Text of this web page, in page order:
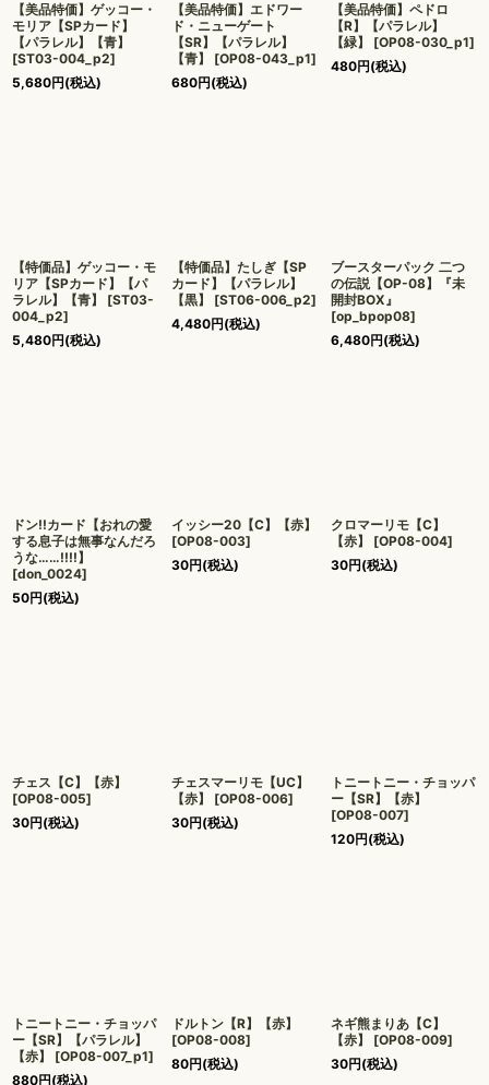
【美品特価】ゲッコー・
モリア【SPカード】
【パラレル】【青】
[ST03-004_p2]
5,680円(税込)
【美品特価】エドワー
ド・ニューゲート
【SR】【パラレル】
【青】
[OP08-043_p1]
680円(税込)
【美品特価】ペドロ
【R】【パラレル】
【緑】
[OP08-030_p1]
480円(税込)
【特価品】ゲッコー・モ
リア【SPカード】【パ
ラレル】【青】
[ST03-
004_p2]
5,480円(税込)
【特価品】たしぎ【SP
カード】【パラレル】
【黒】
[ST06-006_p2]
4,480円(税込)
ブースターパック 二つ
の伝説【OP-08】『未
開封BOX』
[op_bpop08]
6,480円(税込)
ドン!!カード【おれの愛
する息子は無事なんだろ
うな……!!!!】
[don_0024]
50円(税込)
イッシー20【C】【赤】
[OP08-003]
30円(税込)
クロマーリモ【C】
【赤】
[OP08-004]
30円(税込)
チェス【C】【赤】
[OP08-005]
30円(税込)
チェスマーリモ【UC】
【赤】
[OP08-006]
30円(税込)
トニートニー・チョッパ
ー【SR】【赤】
[OP08-007]
120円(税込)
トニートニー・チョッパ
ー【SR】【パラレル】
【赤】
[OP08-007_p1]
880円(税込)
ドルトン【R】【赤】
[OP08-008]
80円(税込)
ネギ熊まりあ【C】
【赤】
[OP08-009]
30円(税込)